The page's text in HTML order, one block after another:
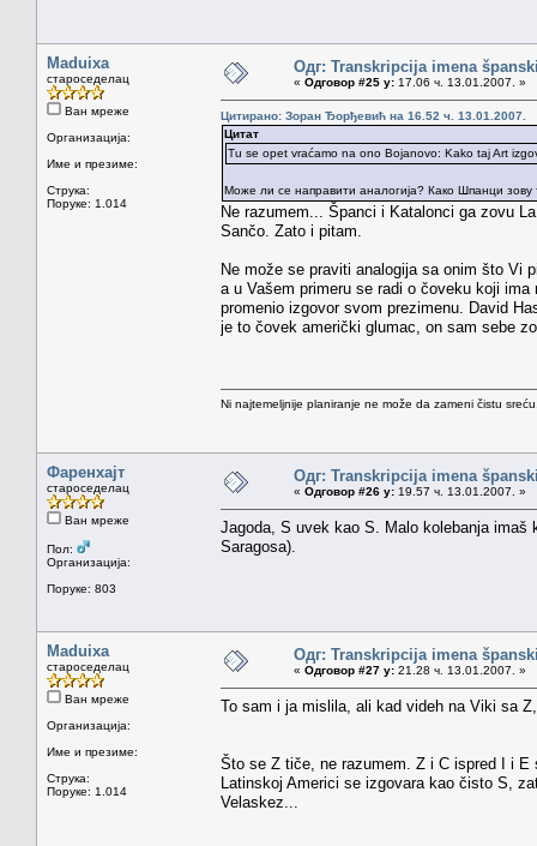
Maduixa
староседелац
Ван мреже
Организација:
Име и презиме:
Струка:
Поруке: 1.014
Одг: Transkripcija imena
« Одговор #25 у: 17.06 ч. 13.01.2007. »
Цитирано: Зоран Ђорђевић на 16.52 ч. 13.01.2007.
Цитат
Tu se opet vraćamo na ono Bojanovo: Kako taj Art
Може ли се направити аналогија? Како Шпанци зову
Ne razumem... Španci i Katalonci ga zovu
Sančo. Zato i pitam.
Ne može se praviti analogija sa onim što Vi
a u Vašem primeru se radi o čoveku koji
promenio izgovor svom prezimenu. David
je to čovek američki glumac, on sam sebe
Ni najtemeljnije planiranje ne može da zameni čistu
Фаренхајт
староседелац
Ван мреже
Пол:
Организација:
Поруке: 803
Одг: Transkripcija imena
« Одговор #26 у: 19.57 ч. 13.01.2007. »
Jagoda, S uvek kao S. Malo kolebanja imaš
Saragosa).
Maduixa
староседелац
Ван мреже
Организација:
Име и презиме:
Струка:
Поруке: 1.014
Одг: Transkripcija imena
« Одговор #27 у: 21.28 ч. 13.01.2007. »
To sam i ja mislila, ali kad videh na Viki sa
Što se Z tiče, ne razumem. Z i C ispred I i
Latinskoj Americi se izgovara kao čisto S,
Velaskez...